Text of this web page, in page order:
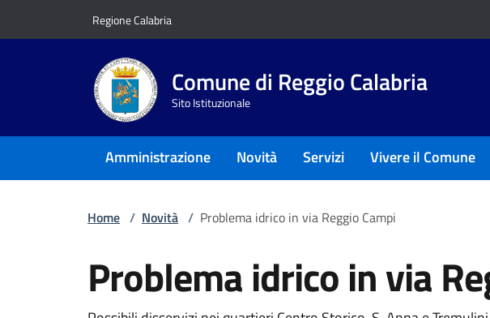
Regione Calabria
Comune di Reggio Calabria
Sito Istituzionale
Amministrazione Novità Servizi Vivere il Comune
Home / Novità / Problema idrico in via Reggio Campi
Problema idrico in via